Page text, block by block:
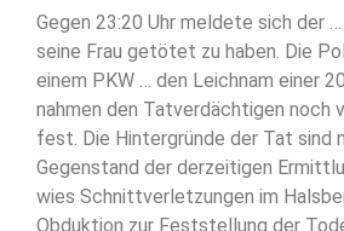
Gegen 23:20 Uhr meldete sich der
seine Frau getötet zu haben. Die
einem PKW … den Leichnam einer
nahmen den Tatverdächtigen noch
fest. Die Hintergründe der Tat sind
Gegenstand der derzeitigen
wies Schnittverletzungen im
Obduktion zur Feststellung der